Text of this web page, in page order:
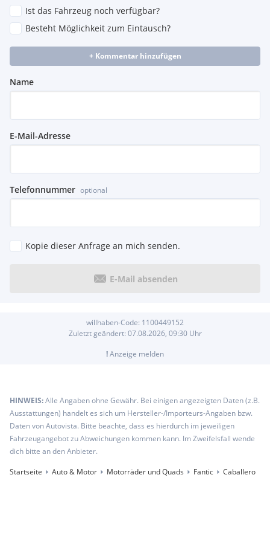
Ist das Fahrzeug noch verfügbar?
Besteht Möglichkeit zum Eintausch?
+ Kommentar hinzufügen
Name
E-Mail-Adresse
Telefonnummer optional
Kopie dieser Anfrage an mich senden.
E-Mail absenden
willhaben-Code: 1100449152
Zuletzt geändert: 07.08.2026, 09:30Uhr
!Anzeige melden
HINWEIS:Alle Angaben ohne Gewähr. Bei einigen angezeigten Daten (z.B.
Ausstattungen) handelt es sich um Hersteller-/Importeurs-Angaben bzw.
Daten von Autovista. Bitte beachte, dass es hierdurch im jeweiligen
Fahrzeugangebot zu Abweichungen kommen kann. Im Zweifelsfall wende
dich bitte an den Anbieter.
Startseite
Auto & Motor Motorräder und Quads Fantic Caballero